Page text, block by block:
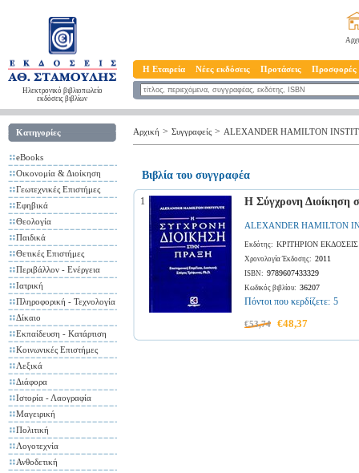
Ηλεκτρονικό βιβλιοπωλείο
εκδόσεις βιβλίων
Η Εταιρεία Νέες εκδόσεις Προτάσεις Προσφορές
Κατηγορίες
eBooks
Οικονομία & Διοίκηση
Γεωτεχνικές Επιστήμες
Εφηβικά
Θεολογία
Παιδικά
Θετικές Επιστήμες
Περιβάλλον - Ενέργεια
Ιατρική
Πληροφορική - Τεχνολογία
Δίκαιο
Εκπαίδευση - Κατάρτιση
Κοινωνικές Επιστήμες
Λεξικά
Διάφορα
Ιστορία - Λαογραφία
Μαγειρική
Πολιτική
Λογοτεχνία
Ανθοδετική
Αρχική > Συγγραφείς > ALEXANDER HAMILTON
Βιβλία του συγγραφέα
1 Η Σύγχρονη Διοίκηση
ALEXANDER HAMILTON
Εκδότης: ΚΡΙΤΗΡΙΟΝ ΕΚΔΟΣΕΙΣ
Χρονολογία Έκδοσης: 2011
ISBN: 9789607433329
Κωδικός βιβλίου: 36207
Πόντοι που κερδίζετε: 5
€53,74 €48,37